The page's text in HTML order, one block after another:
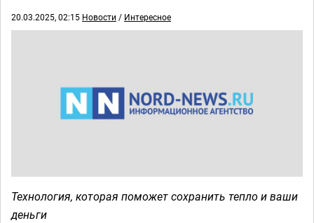
20.03.2025, 02:15 Новости / Интересное
Технология, которая поможет сохранить тепло и ваши
деньги